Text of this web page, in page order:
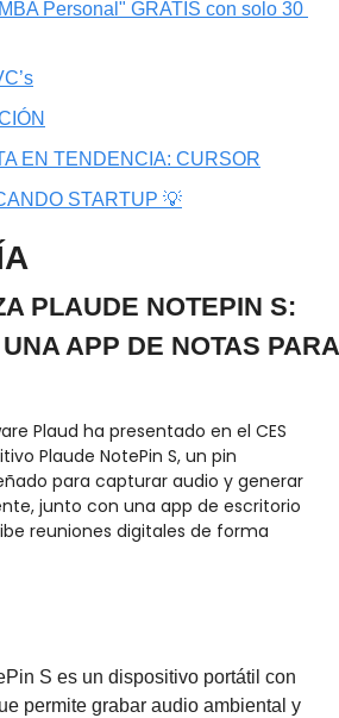
Personal" GRATIS con solo 30
EN TENDENCIA: CURSOR
STARTUP 💡
PLAUDE NOTEPIN S:
APP DE NOTAS PARA
Plaud ha presentado en el CES
Plaude NotePin S, un pin
para capturar audio y generar
junto con una app de escritorio
reuniones digitales de forma
S es un dispositivo portátil con
permite grabar audio ambiental y